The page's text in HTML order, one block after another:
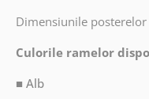
Dimensiunile
Culorile ramelor
■ Alb